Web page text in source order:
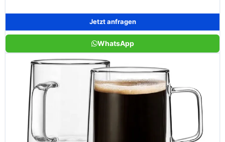
Jetzt anfragen
WhatsApp